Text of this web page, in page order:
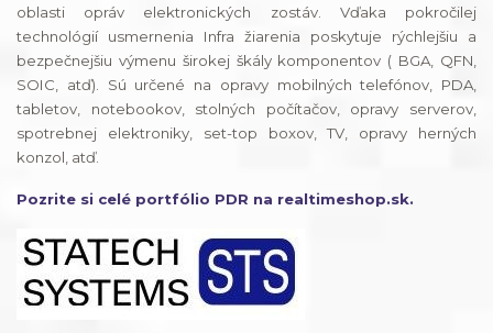
oblasti opráv elektronických zostáv. Vďaka pokročilej
technológií usmernenia Infra žiarenia poskytuje rýchlejšiu a
bezpečnejšiu výmenu širokej škály komponentov ( BGA, QFN,
SOIC, atď). Sú určené na opravy mobilných telefónov, PDA,
tabletov, notebookov, stolných počítačov, opravy serverov,
spotrebnej elektroniky, set-top boxov, TV, opravy herných
konzol, atď.
Pozrite si celé portfólio PDR na realtimeshop.sk.